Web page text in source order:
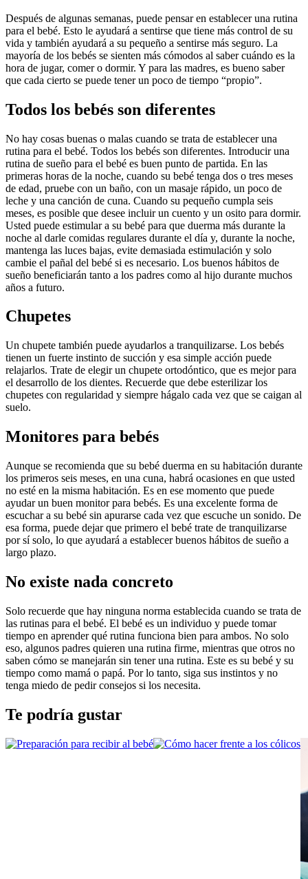
Después de algunas semanas, puede pensar en establecer una rutina
para el bebé. Esto le ayudará a sentirse que tiene más control de su
vida y también ayudará a su pequeño a sentirse más seguro. La
mayoría de los bebés se sienten más cómodos al saber cuándo es la
hora de jugar, comer o dormir. Y para las madres, es bueno saber
que cada cierto se puede tener un poco de tiempo “propio”.
Todos los bebés son diferentes
No hay cosas buenas o malas cuando se trata de establecer una
rutina para el bebé. Todos los bebés son diferentes. Introducir una
rutina de sueño para el bebé es buen punto de partida. En las
primeras horas de la noche, cuando su bebé tenga dos o tres meses
de edad, pruebe con un baño, con un masaje rápido, un poco de
leche y una canción de cuna. Cuando su pequeño cumpla seis
meses, es posible que desee incluir un cuento y un osito para dormir.
Usted puede estimular a su bebé para que duerma más durante la
noche al darle comidas regulares durante el día y, durante la noche,
mantenga las luces bajas, evite demasiada estimulación y solo
cambie el pañal del bebé si es necesario. Los buenos hábitos de
sueño beneficiarán tanto a los padres como al hijo durante muchos
años a futuro.
Chupetes
Un chupete también puede ayudarlos a tranquilizarse. Los bebés
tienen un fuerte instinto de succión y esa simple acción puede
relajarlos. Trate de elegir un chupete ortodóntico, que es mejor para
el desarrollo de los dientes. Recuerde que debe esterilizar los
chupetes con regularidad y siempre hágalo cada vez que se caigan al
suelo.
Monitores para bebés
Aunque se recomienda que su bebé duerma en su habitación durante
los primeros seis meses, en una cuna, habrá ocasiones en que usted
no esté en la misma habitación. Es en ese momento que puede
ayudar un buen monitor para bebés. Es una excelente forma de
escuchar a su bebé sin apurarse cada vez que escuche un sonido. De
esa forma, puede dejar que primero el bebé trate de tranquilizarse
por sí solo, lo que ayudará a establecer buenos hábitos de sueño a
largo plazo.
No existe nada concreto
Solo recuerde que hay ninguna norma establecida cuando se trata de
las rutinas para el bebé. El bebé es un individuo y puede tomar
tiempo en aprender qué rutina funciona bien para ambos. No solo
eso, algunos padres quieren una rutina firme, mientras que otros no
saben cómo se manejarán sin tener una rutina. Este es su bebé y su
tiempo como mamá o papá. Por lo tanto, siga sus instintos y no
tenga miedo de pedir consejos si los necesita.
Te podría gustar